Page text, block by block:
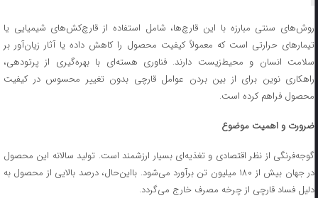
روش‌های سنتی مبارزه با این قارچ‌ها، شامل استفاده از قارچ‌کش‌های شیمیایی یا
تیمارهای حرارتی است که معمولاً کیفیت محصول را کاهش داده یا آثار زیان‌آور بر
سلامت انسان و محیط‌زیست دارند. فناوری هسته‌ای با بهره‌گیری از پرتودهی،
راهکاری نوین برای از بین بردن عوامل قارچی بدون تغییر محسوس در کیفیت
محصول فراهم کرده است.
ضرورت و اهمیت موضوع
گوجه‌فرنگی از نظر اقتصادی و تغذیه‌ای بسیار ارزشمند است. تولید سالانه این محصول
در جهان بیش از ۱۸۰ میلیون تن برآورد می‌شود. بااین‌حال، درصد بالایی از محصول به
دلیل فساد قارچی از چرخه مصرف خارج می‌گردد.